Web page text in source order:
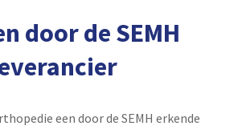
door de SEMH
een door de SEMH erkende